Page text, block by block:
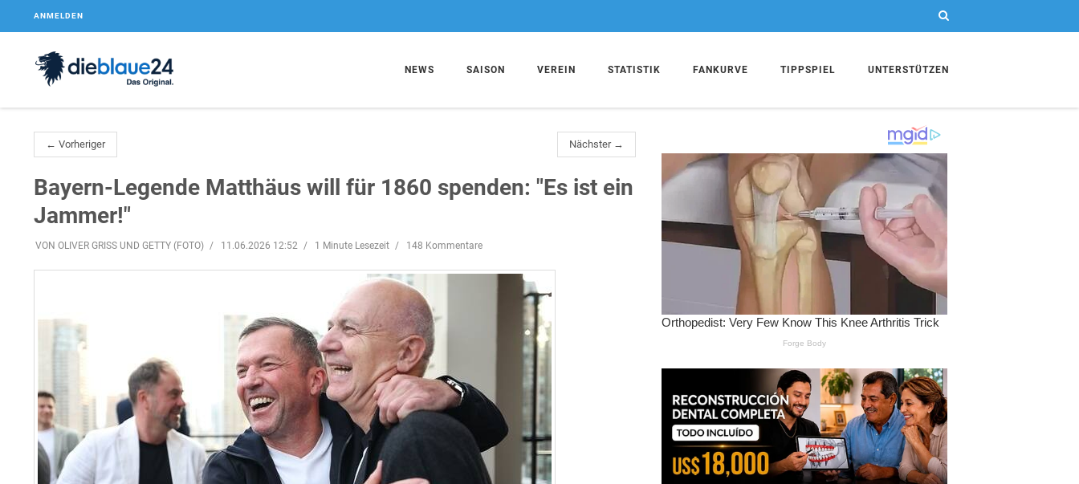
ANMELDEN
NEWS SAISON VEREIN STATISTIK FANKURVE TIPPSPIEL UNTERSTÜTZEN
← Vorheriger Nächster →
Bayern-Legende Matthäus will für 1860 spenden: "Es ist ein
Jammer!"
VON OLIVER GRISS UND GETTY (FOTO) 11.06.2026 12:52 1 Minute Lesezeit 148 Kommentare